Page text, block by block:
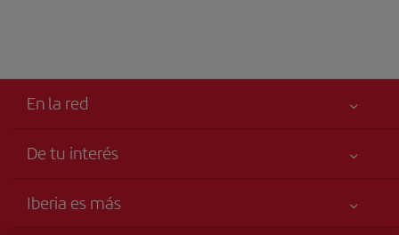
En la red
De tu interés
Accesibilidad
Iberia es más